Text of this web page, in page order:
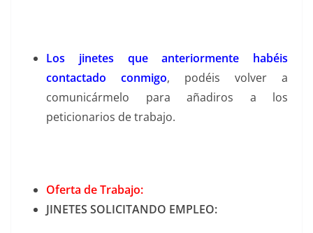
Los jinetes que anteriormente habéis
contactado conmigo, podéis volver a
comunicármelo para añadiros a los
peticionarios de trabajo.
Oferta de Trabajo:
JINETES SOLICITANDO EMPLEO: